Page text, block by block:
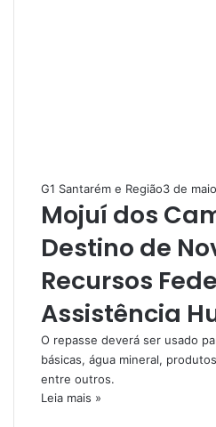
G1 Santarém e Região3 de
Mojuí dos
Destino de
Recursos
Assistência
O repasse deverá ser usado
básicas, água mineral,
entre outros.
Leia mais »